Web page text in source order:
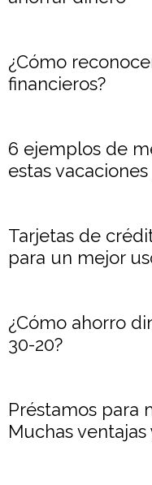
¿Cómo
financieros?
6 ejemplos de
estas
Tarjetas de
para un mejor
¿Cómo ahorro
30-20?
Préstamos para
Muchas